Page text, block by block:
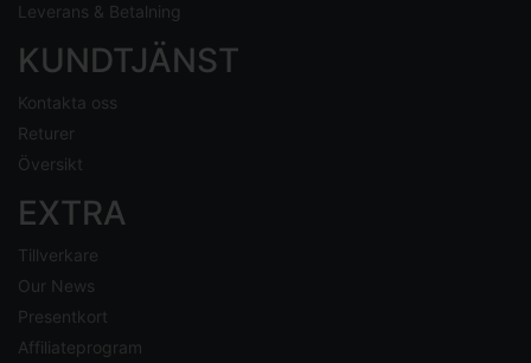
Leverans & Betalning
KUNDTJÄNST
Kontakta oss
Returer
Översikt
EXTRA
Tillverkare
Our News
Presentkort
Affiliateprogram